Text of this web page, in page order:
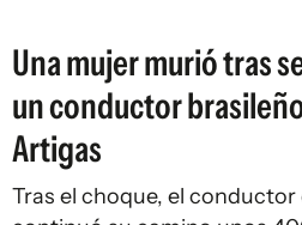
Una mujer murió tras
un conductor
Artigas
Tras el choque, el